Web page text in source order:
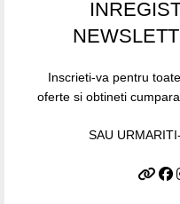
Inscrieti-va pentru
oferte si obtineti
SAU